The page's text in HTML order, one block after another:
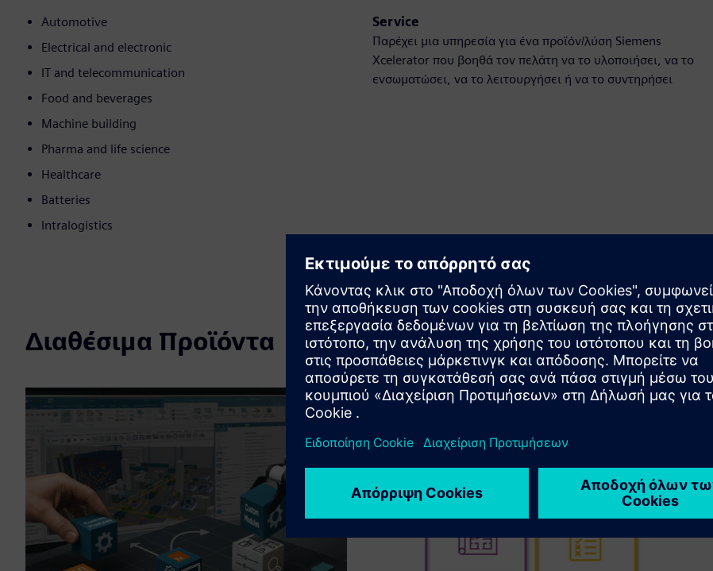
Automotive
Electrical and electronic
IT and telecommunication
Food and beverages
Machine building
Pharma and life science
Healthcare
Batteries
Intralogistics
Service
Παρέχει μια υπηρεσία για ένα προϊόν/λύση Siemens
Xcelerator που βοηθά τον πελάτη να το υλοποιήσει, να το
ενσωματώσει, να το λειτουργήσει ή να το συντηρήσει
Διαθέσιμα Προϊόντα